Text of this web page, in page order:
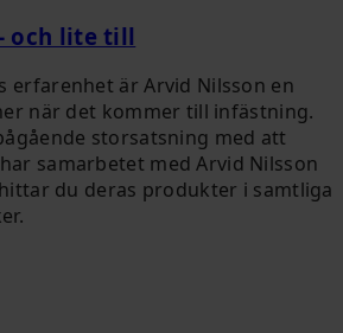
och lite till
erfarenhet är Arvid Nilsson en
när det kommer till infästning.
storsatsning med att
samarbetet med Arvid Nilsson
du deras produkter i samtliga